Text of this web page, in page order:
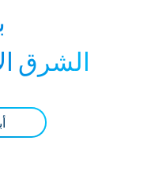
الشرق